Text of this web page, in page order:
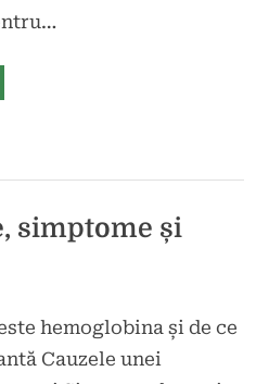
simptome și
hemoglobina și de ce
Cauzele unei